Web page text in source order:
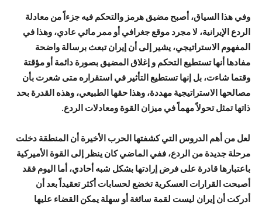
وفي هذا السياق، أصبح مضيق هرمز والتحكم فيه جزءاً من معادلة
الردع الإيرانية، لا مجرد موقع جغرافي أو ممر مائي عادي، وهذا في
المفهوم الاستراتيجي، يشير إلى أن إيران تبعث برسالة واضحة
مفادها أنها تستطيع التحكم و إغلاق المضيق بصورة دائمة أو مؤقتة
وقتما شاءت، بل إنها تستطيع التأثير في استقراره متى شعرت بأن
مصالحها الاستراتيجية مهددة، وهذا حقها الطبيعي، وهذه القدرة بحد
ذاتها تمثل تحولاً مهماً في ميزان القوة ومعادلات الردع.
لعل من أهم الدروس التي كشفتها الحرب الأخيرة أن المنطقة دخلت
مرحلة جديدة من الردع، ففي الماضي كان ينظر إلى القوة الأميركية
باعتبارها قادرة على فرض إرادتها بشكل شبه أحادي، أما اليوم فقد
أصبحت القرارات العسكرية تخضع لحسابات أكثر تعقيداً بعد أن
أدركت أن إيران ليست لقمة سائغة أو سهلة يمكن القضاء عليها